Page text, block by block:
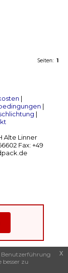
Seiten: 1
|
|
|
Alte Linner
Fax: +49
Benutzerführung
besser zu
x